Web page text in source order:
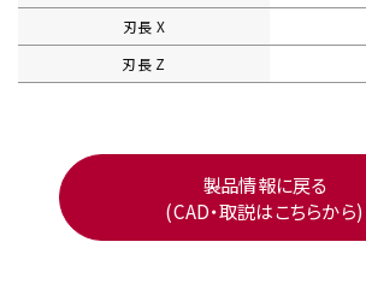
刃長 X
刃長 Z
製品情報に戻る
(CAD・取説はこちらから)